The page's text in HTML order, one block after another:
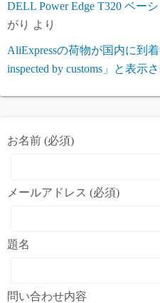
DELL Power Edge T320 ベー
がり より
AliExpressの荷物が国内に到着
inspected by customs」と表示
お名前 (必須)
メールアドレス (必須)
題名
問い合わせ内容